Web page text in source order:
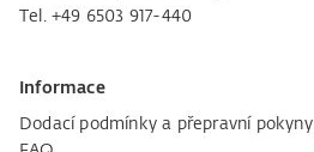
Tel. +49 6503 917-440
Informace
Dodací podmínky a přepravní pokyny